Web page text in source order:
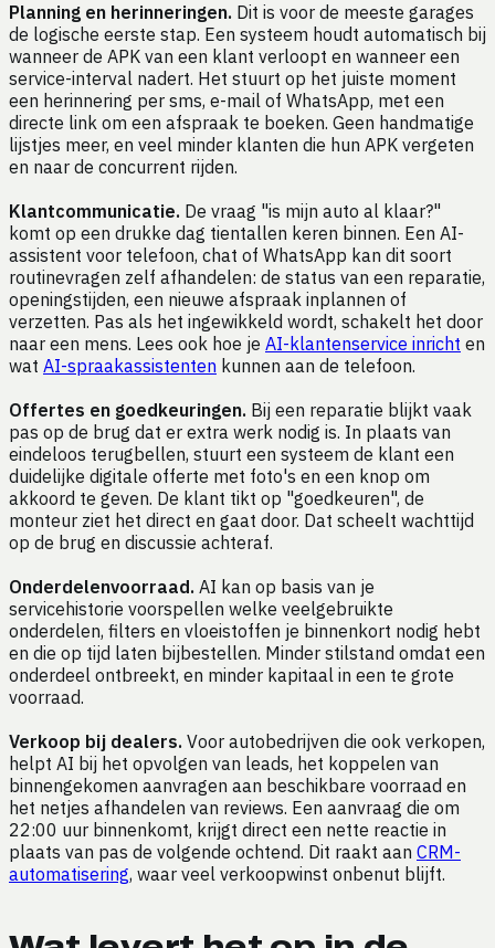
Planning en herinneringen. Dit is voor de meeste garages
de logische eerste stap. Een systeem houdt automatisch bij
wanneer de APK van een klant verloopt en wanneer een
service-interval nadert. Het stuurt op het juiste moment
een herinnering per sms, e-mail of WhatsApp, met een
directe link om een afspraak te boeken. Geen handmatige
lijstjes meer, en veel minder klanten die hun APK vergeten
en naar de concurrent rijden.
Klantcommunicatie. De vraag "is mijn auto al klaar?"
komt op een drukke dag tientallen keren binnen. Een AI-
assistent voor telefoon, chat of WhatsApp kan dit soort
routinevragen zelf afhandelen: de status van een reparatie,
openingstijden, een nieuwe afspraak inplannen of
verzetten. Pas als het ingewikkeld wordt, schakelt het door
naar een mens. Lees ook hoe je AI-klantenservice inricht en
wat AI-spraakassistenten kunnen aan de telefoon.
Offertes en goedkeuringen. Bij een reparatie blijkt vaak
pas op de brug dat er extra werk nodig is. In plaats van
eindeloos terugbellen, stuurt een systeem de klant een
duidelijke digitale offerte met foto's en een knop om
akkoord te geven. De klant tikt op "goedkeuren", de
monteur ziet het direct en gaat door. Dat scheelt wachttijd
op de brug en discussie achteraf.
Onderdelenvoorraad. AI kan op basis van je
servicehistorie voorspellen welke veelgebruikte
onderdelen, filters en vloeistoffen je binnenkort nodig hebt
en die op tijd laten bijbestellen. Minder stilstand omdat een
onderdeel ontbreekt, en minder kapitaal in een te grote
voorraad.
Verkoop bij dealers. Voor autobedrijven die ook verkopen,
helpt AI bij het opvolgen van leads, het koppelen van
binnengekomen aanvragen aan beschikbare voorraad en
het netjes afhandelen van reviews. Een aanvraag die om
22:00 uur binnenkomt, krijgt direct een nette reactie in
plaats van pas de volgende ochtend. Dit raakt aan CRM-
automatisering, waar veel verkoopwinst onbenut blijft.